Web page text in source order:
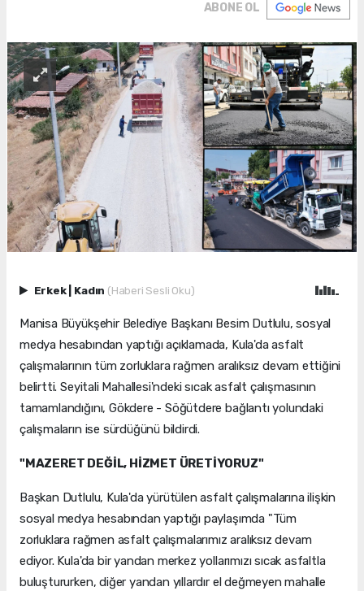
ABONE OL
Erkek Kadın (Haberi Sesli Oku)
Manisa Büyükşehir Belediye Başkanı Besim Dutlulu, sosyal
medya hesabından yaptığı açıklamada, Kula'da asfalt
çalışmalarının tüm zorluklara rağmen aralıksız devam ettiğini
belirtti. Seyitali Mahallesi'ndeki sıcak asfalt çalışmasının
tamamlandığını, Gökdere - Söğütdere bağlantı yolundaki
çalışmaların ise sürdüğünü bildirdi.
"MAZERET DEĞİL, HİZMET ÜRETİYORUZ"
Başkan Dutlulu, Kula'da yürütülen asfalt çalışmalarına ilişkin
sosyal medya hesabından yaptığı paylaşımda "Tüm
zorluklara rağmen asfalt çalışmalarımız aralıksız devam
ediyor. Kula'da bir yandan merkez yollarımızı sıcak asfaltla
buluştururken, diğer yandan yıllardır el değmeyen mahalle